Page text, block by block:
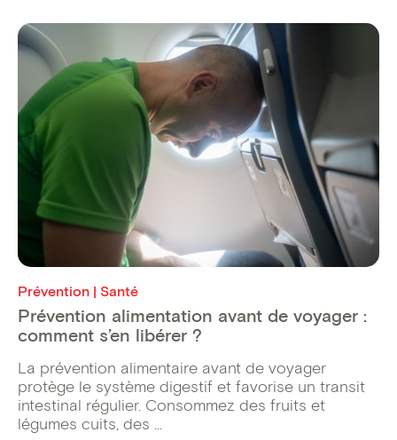
Prévention | Santé
Prévention alimentation avant de voyager :
comment s’en libérer ?
La prévention alimentaire avant de voyager
protège le système digestif et favorise un transit
intestinal régulier. Consommez des fruits et
légumes cuits, des ...